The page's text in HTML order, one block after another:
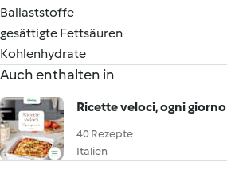
Ballaststoffe
gesättigte Fettsäuren
Kohlenhydrate
Auch enthalten in
Ricette veloci, ogni giorno
40 Rezepte
Italien